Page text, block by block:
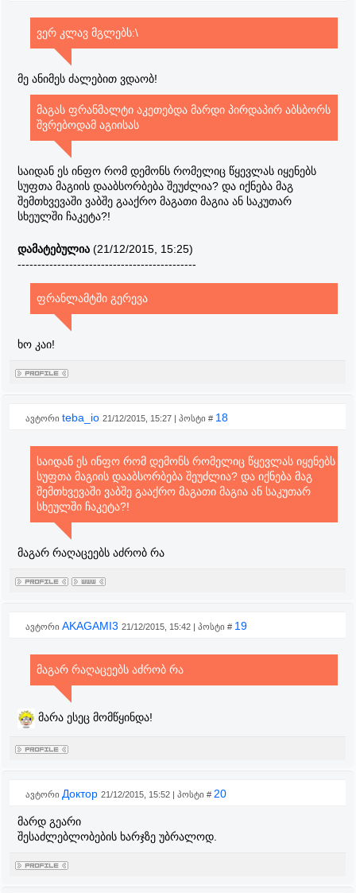
ვერ კლავ მგლებს:\
მე ანიმეს ძალებით ვდაობ!
მაგას ფრანმალტი აკეთებდა მარდი პირდაპირ აბსბორს
შვრებოდამ აგიისას
საიდან ეს ინფო რომ დემონს რომელიც წყევლას იყენებს
სუფთა მაგიის დააბსორბება შეუძლია? და იქნება მაგ
შემთხვევაში ვაბშე გააქრო მაგათი მაგია ან საკუთარ
სხეულში ჩაკეტა?!
დამატებულია (21/12/2015, 15:25)
---------------------------------------------
ფრანლამტში გერევა
ხო კაი!
ავტორი teba_io 21/12/2015, 15:27 | პოსტი # 18
საიდან ეს ინფო რომ დემონს რომელიც წყევლას იყენებს
სუფთა მაგიის დააბსორბება შეუძლია? და იქნება მაგ
შემთხვევაში ვაბშე გააქრო მაგათი მაგია ან საკუთარ
სხეულში ჩაკეტა?!
მაგარ რაღაცეებს აძრობ რა
ავტორი AKAGAMI3 21/12/2015, 15:42 | პოსტი # 19
მაგარ რაღაცეებს აძრობ რა
მარა ესეც მომწყინდა!
ავტორი Доктор 21/12/2015, 15:52 | პოსტი # 20
მარდ გეარი
შესაძლებლობების ხარჯზე უბრალოდ.